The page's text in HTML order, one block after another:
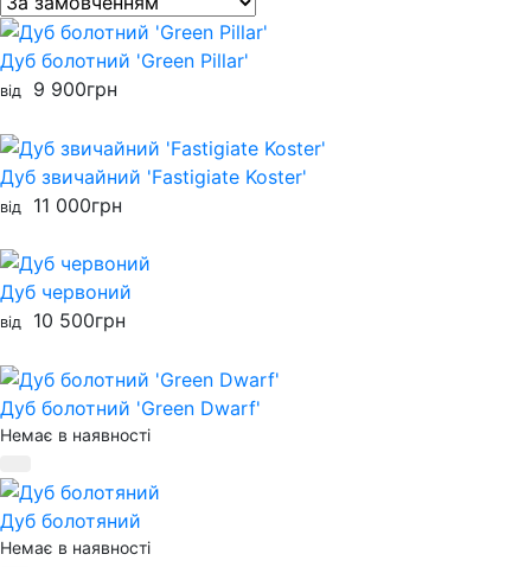
Дуб болотний 'Green Pillar'
від 9 900грн
Дуб звичайний 'Fastigiate Koster'
від 11 000грн
Дуб червоний
від 10 500грн
Дуб болотний 'Green Dwarf'
Немає в наявності
Дуб болотяний
Немає в наявності